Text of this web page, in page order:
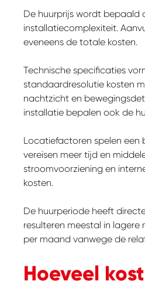
De huurprijs wordt bepaald
installatiecomplexiteit.
eveneens de totale kosten.
Technische specificaties
standaardresolutie kosten
nachtzicht en
installatie bepalen ook de
Locatiefactoren spelen een
vereisen meer tijd en
stroomvoorziening en
kosten.
De huurperiode heeft
resulteren meestal in lagere
per maand vanwege de
Hoeveel